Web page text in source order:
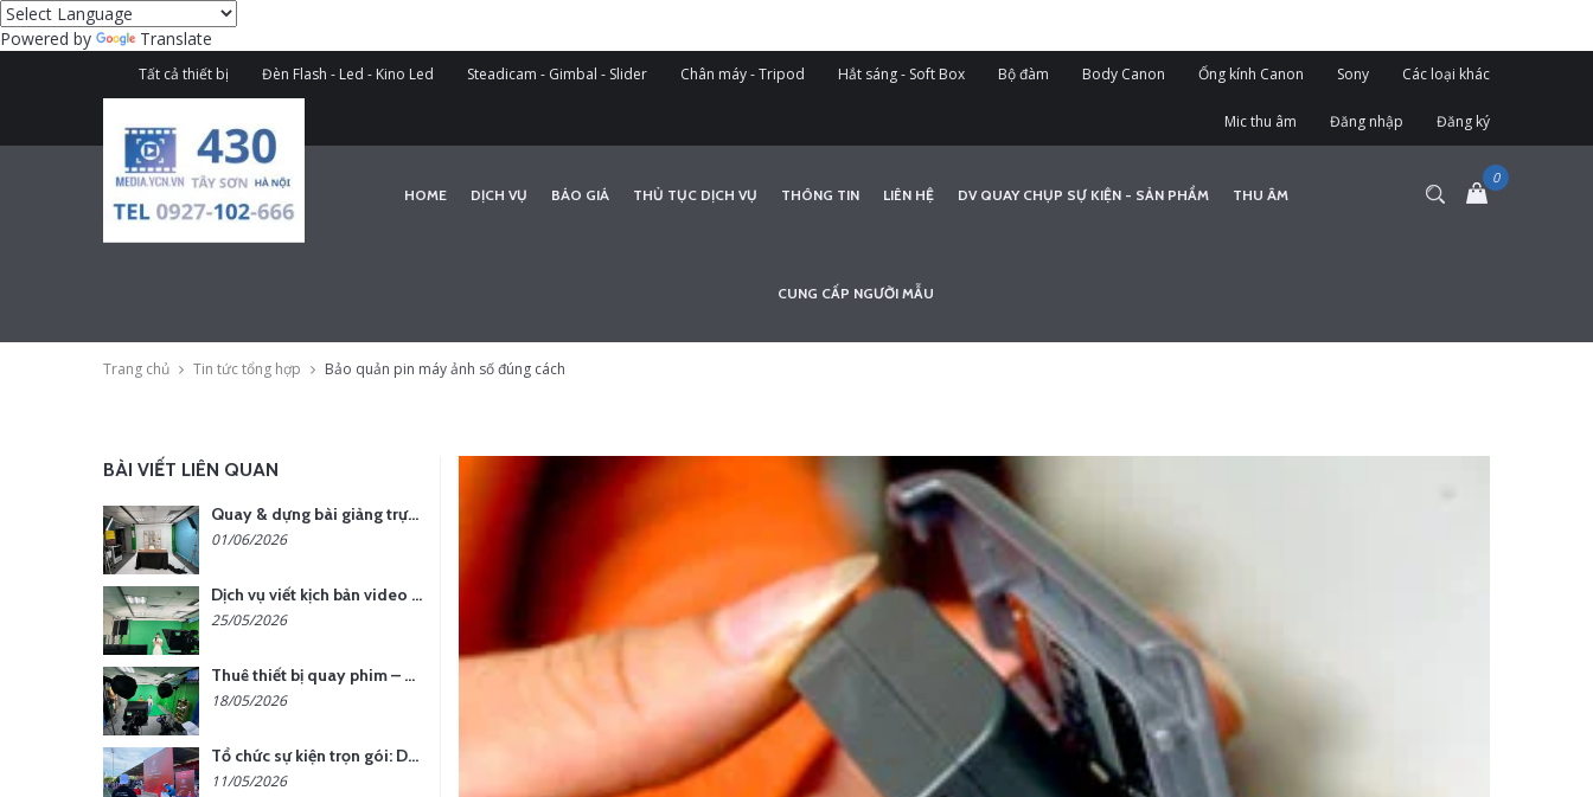
Powered by Translate
Tất cả thiết bị Đèn Flash - Led - Kino Led Steadicam - Gimbal - Slider Chân máy - Tripod Hắt sáng - Soft Box Bộ đàm Body Canon Ống kính Canon Sony Các loại khác
Mic thu âm Đăng nhập Đăng ký
HOME DỊCH VỤ BÁO GIÁ THỦ TỤC DỊCH VỤ THÔNG TIN LIÊN HỆ DV QUAY CHỤP SỰ KIỆN - SẢN PHẨM THU ÂM
CUNG CẤP NGƯỜI MẪU
Trang chủ Tin tức tổng hợp Bảo quản pin máy ảnh số đúng cách
BÀI VIẾT LIÊN QUAN
Quay & dựng bài giảng trực tuyến – Xu hướng đào tạo thời đại số
01/06/2026
Dịch vụ viết kịch bản video – Bước quan trọng quyết định thành công nội dung
25/05/2026
Thuê thiết bị quay phim – chụp ảnh: Giải pháp tối ưu chi phí cho doanh nghiệp
18/05/2026
Tổ chức sự kiện trọn gói: Doanh nghiệp được gì khi chọn đơn vị chuyên nghiệp?
11/05/2026